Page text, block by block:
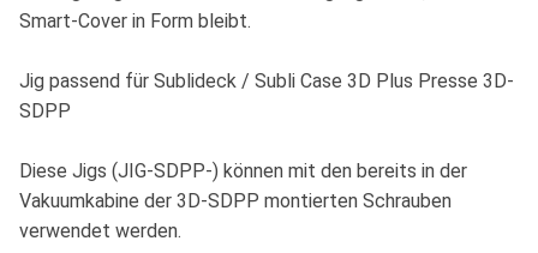
Smart-Cover in Form bleibt.
Jig passend für Sublideck / Subli Case 3D Plus Presse 3D-
SDPP
Diese Jigs (JIG-SDPP-) können mit den bereits in der
Vakuumkabine der 3D-SDPP montierten Schrauben
verwendet werden.